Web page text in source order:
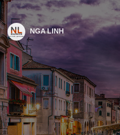
NGA LINH